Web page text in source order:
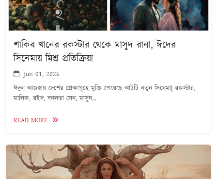
শাকিব খানের রকস্টার থেকে মাসুদ রানা, ঈদের
সিনেমায় মিশ্র প্রতিক্রিয়া
Jun 01, 2026
ঈদুল আজহায় দেশের প্রেক্ষাগৃহে মুক্তি পেয়েছে আটটি নতুন সিনেমা| রকস্টার,
মালিক, রইদ, বনলতা সেন, মাসুদ...
READ MORE